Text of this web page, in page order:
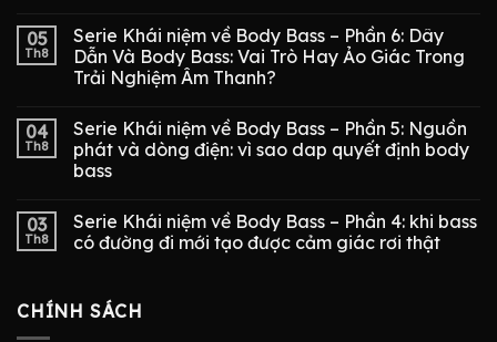
05
Th8
Serie Khái niệm về Body Bass – Phần 6: Dây
Dẫn Và Body Bass: Vai Trò Hay Ảo Giác Trong
Trải Nghiệm Âm Thanh?
04
Th8
Serie Khái niệm về Body Bass – Phần 5: Nguồn
phát và dòng điện: vì sao dap quyết định body
bass
03
Th8
Serie Khái niệm về Body Bass – Phần 4: khi bass
có đường đi mới tạo được cảm giác rơi thật
CHÍNH SÁCH